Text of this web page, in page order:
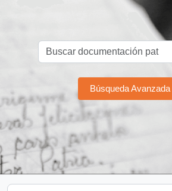
Búsqueda Avanzada